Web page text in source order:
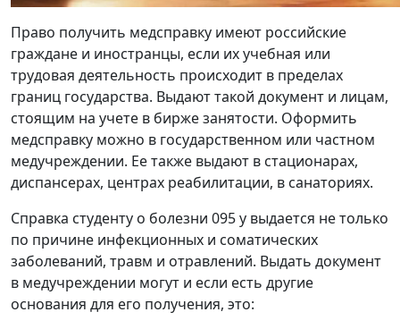
Право получить медсправку имеют российские
граждане и иностранцы, если их учебная или
трудовая деятельность происходит в пределах
границ государства. Выдают такой документ и лицам,
стоящим на учете в бирже занятости. Оформить
медсправку можно в государственном или частном
медучреждении. Ее также выдают в стационарах,
диспансерах, центрах реабилитации, в санаториях.
Справка студенту о болезни 095 у выдается не только
по причине инфекционных и соматических
заболеваний, травм и отравлений. Выдать документ
в медучреждении могут и если есть другие
основания для его получения, это: